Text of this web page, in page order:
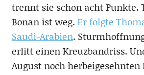
trennt sie schon acht Punkte.
Bonan ist weg. Er folgte
Saudi-Arabien.
erlitt einen Kreuzbandriss.
August noch herbeigesehnten